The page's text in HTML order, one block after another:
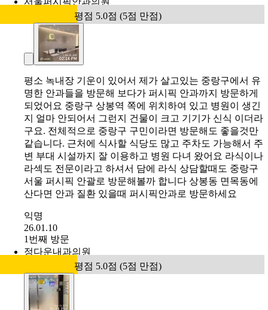
평점 5.0점 (5점 만점)
평소 녹내장 기운이 있어서 제가 살고있는 중랑구에서 유
명한 안과들을 방문해 보다가 퍼시픽 안과까지 방문하게
되었어요 중랑구 상봉역 쪽에 위치하여 있고 병원이 생긴
지 얼마 안되어서 그런지 건물이 크고 기기가 신식 이더라
구요. 전체적으로 중랑구 구민이라면 방문해도 좋을것만
같습니다. 근처에 식사할 식당도 많고 주차도 가능해서 주
변 부대 시설까지 잘 이용하고 병원 다녀 왔어요 라식이나
라섹도 전문이라고 하셔서 담에 라식 상담할때도 중랑구
서울 퍼시픽 안괄로 방문해볼까 합니다 상봉동 면목동에
산다면 안과 질환 있을때 퍼시픽안과로 방문하세요
익명
26.01.10
1번째 방문
정다운내과의원
평점 5.0점 (5점 만점)